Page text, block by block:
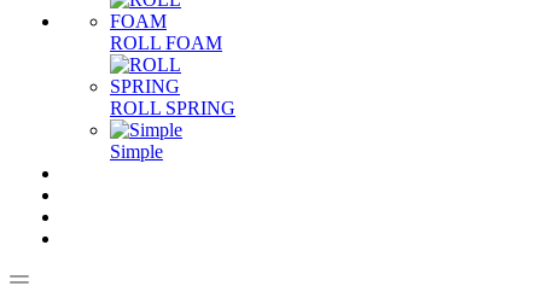
ROLL FOAM
ROLL SPRING
Simple